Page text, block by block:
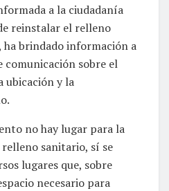
a la ciudadanía
reinstalar el relleno
brindado información a
comunicación sobre el
ubicación y la
no hay lugar para la
sanitario, sí se
lugares que, sobre
necesario para